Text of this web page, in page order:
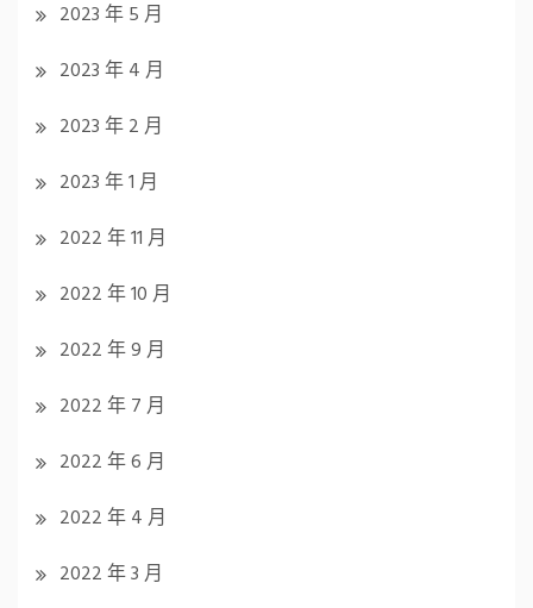
2023 年 5 月
2023 年 4 月
2023 年 2 月
2023 年 1 月
2022 年 11 月
2022 年 10 月
2022 年 9 月
2022 年 7 月
2022 年 6 月
2022 年 4 月
2022 年 3 月